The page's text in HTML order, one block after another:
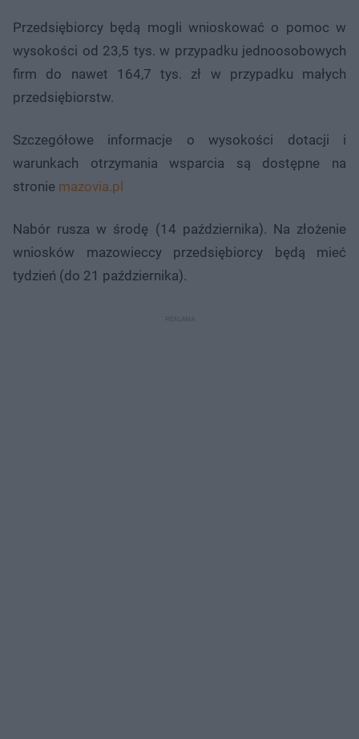
Przedsiębiorcy będą mogli wnioskować o pomoc w
wysokości od 23,5 tys. w przypadku jednoosobowych
firm do nawet 164,7 tys. zł w przypadku małych
przedsiębiorstw.
Szczegółowe informacje o wysokości dotacji i
warunkach otrzymania wsparcia są dostępne na
stronie mazovia.pl
Nabór rusza w środę (14 października). Na złożenie
wniosków mazowieccy przedsiębiorcy będą mieć
tydzień (do 21 października).​